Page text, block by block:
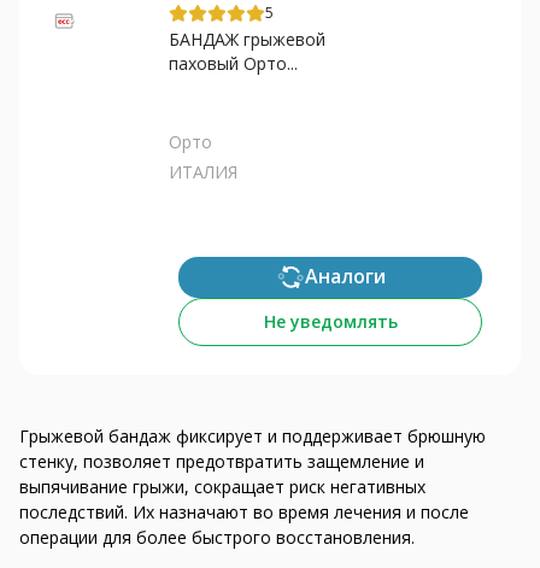
5
БАНДАЖ грыжевой
паховый Орто...
Орто
ИТАЛИЯ
Аналоги
Не уведомлять
Грыжевой бандаж фиксирует и поддерживает брюшную
стенку, позволяет предотвратить защемление и
выпячивание грыжи, сокращает риск негативных
последствий. Их назначают во время лечения и после
операции для более быстрого восстановления.